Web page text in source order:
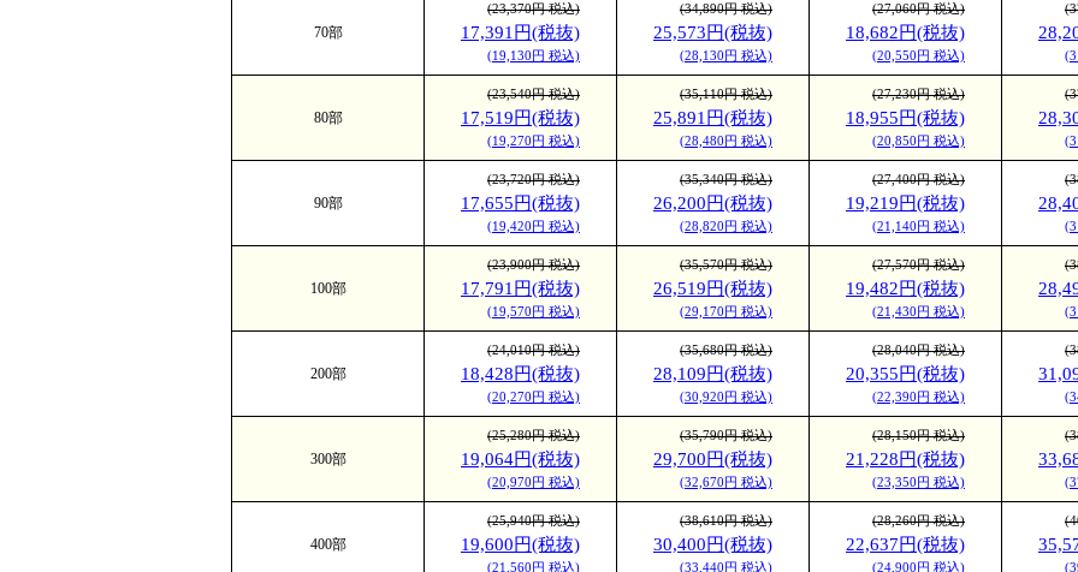
70部
(23,370円 税込)
17,391円(税抜)
(19,130円 税込)
(34,890円 税込)
25,573円(税抜)
(28,130円 税込)
(27,060円 税込)
18,682円(税抜)
(20,550円 税込)
80部
(23,540円 税込)
17,519円(税抜)
(19,270円 税込)
(35,110円 税込)
25,891円(税抜)
(28,480円 税込)
(27,230円 税込)
18,955円(税抜)
(20,850円 税込)
90部
(23,720円 税込)
17,655円(税抜)
(19,420円 税込)
(35,340円 税込)
26,200円(税抜)
(28,820円 税込)
(27,400円 税込)
19,219円(税抜)
(21,140円 税込)
100部
(23,900円 税込)
17,791円(税抜)
(19,570円 税込)
(35,570円 税込)
26,519円(税抜)
(29,170円 税込)
(27,570円 税込)
19,482円(税抜)
(21,430円 税込)
200部
(24,010円 税込)
18,428円(税抜)
(20,270円 税込)
(35,680円 税込)
28,109円(税抜)
(30,920円 税込)
(28,040円 税込)
20,355円(税抜)
(22,390円 税込)
300部
(25,280円 税込)
19,064円(税抜)
(20,970円 税込)
(35,790円 税込)
29,700円(税抜)
(32,670円 税込)
(28,150円 税込)
21,228円(税抜)
(23,350円 税込)
400部
(25,940円 税込)
19,600円(税抜)
(21,560円 税込)
(38,610円 税込)
30,400円(税抜)
(33,440円 税込)
(28,260円 税込)
22,637円(税抜)
(24,900円 税込)